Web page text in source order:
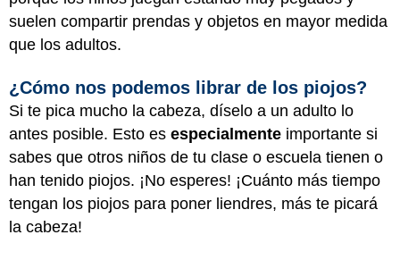
suelen compartir prendas y objetos en mayor medida
que los adultos.
¿Cómo nos podemos librar de los piojos?
Si te pica mucho la cabeza, díselo a un adulto lo
antes posible. Esto es especialmente importante si
sabes que otros niños de tu clase o escuela tienen o
han tenido piojos. ¡No esperes! ¡Cuánto más tiempo
tengan los piojos para poner liendres, más te picará
la cabeza!